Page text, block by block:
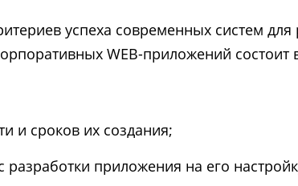
успеха современных систем для
WEB-приложений состоит
и сроков их создания;
разработки приложения на его